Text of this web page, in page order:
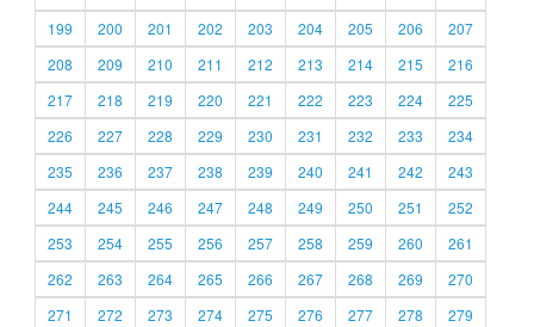
199
200 201 202 203 204 205 206
207
208
209 210 211 212 213 214 215
216
217
218 219 220 221 222 223 224
225
226
227 228 229 230 231 232 233
234
235
236 237 238 239 240 241 242
243
244
245 246 247 248 249 250 251
252
253
254 255 256 257 258 259 260
261
262
263 264 265 266 267 268 269
270
271
272 273 274 275 276 277 278
279